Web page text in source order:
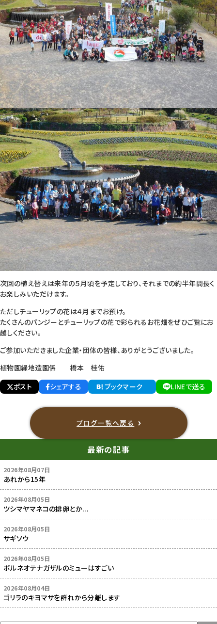
次回の植え替えは来年の５月頃を予定しており、それまでの約半年間長く
お楽しみいただけます。
ただしチューリップの花は４月までお預け。
たくさんのパンジーとチューリップの花で彩られるお花畑をぜひご覧にお
越しください。
ご参加いただきました企業・団体の皆様、ありがとうございました。
植物園緑地造園係 橋本 桂佑
ポスト
シェアする ブックマーク LINEで送る
ブログ一覧へ戻る
最新の記事
2026年08月07日
あれから15年
2026年08月05日
ツシマヤマネコの排卵とか...
2026年08月05日
サギソウ
2026年08月05日
ボルネオテナガザルのミューはすごい
2026年08月04日
ゴリラのキヨマサを群れから分離します